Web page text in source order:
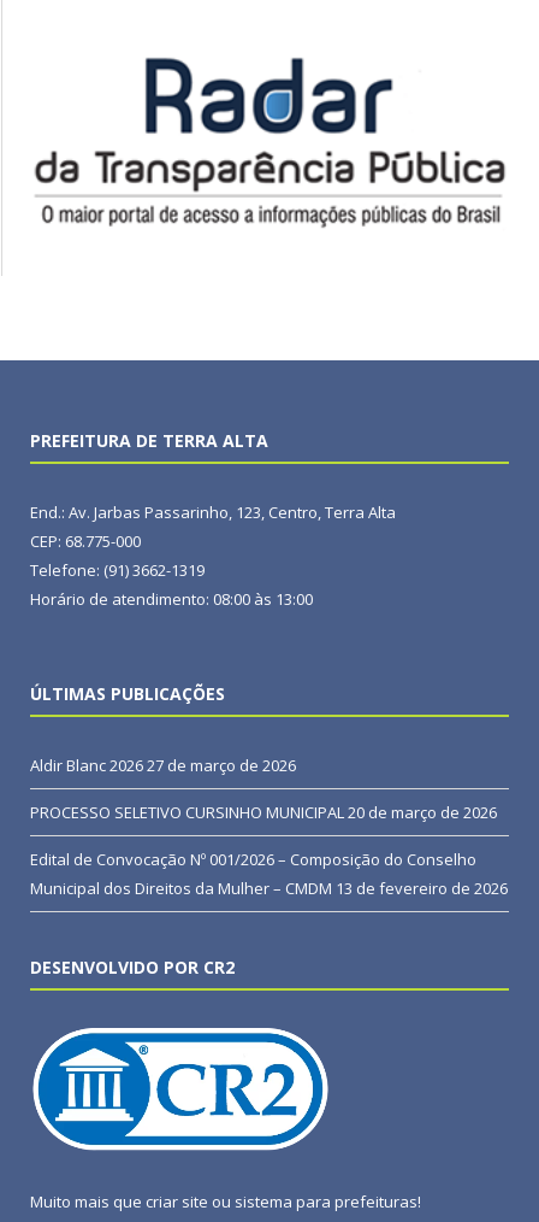
PREFEITURA DE TERRA ALTA
End.: Av. Jarbas Passarinho, 123, Centro, Terra Alta
CEP: 68.775-000
Telefone: (91) 3662-1319
Horário de atendimento: 08:00 às 13:00
ÚLTIMAS PUBLICAÇÕES
Aldir Blanc 202627 de março de 2026
PROCESSO SELETIVO CURSINHO MUNICIPAL20 de março de 2026
Edital de Convocação Nº 001/2026 – Composição do Conselho
Municipal dos Direitos da Mulher – CMDM 13 de fevereiro de 2026
DESENVOLVIDO POR CR2
Muito mais que criar site ou sistema para prefeituras!